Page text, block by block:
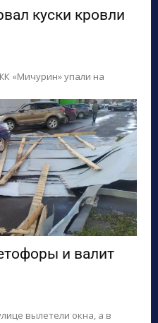
куски кровли
«Мичурин» упали на
и валит
вылетели окна, а в